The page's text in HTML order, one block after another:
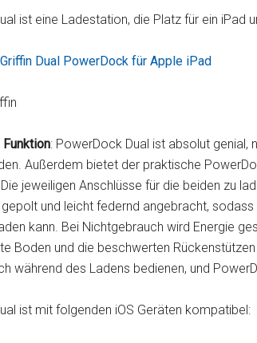
ist eine Ladestation, die Platz für ein iPad
Griffin Dual PowerDock für Apple iPad
Funktion: PowerDock Dual ist absolut genial,
Außerdem bietet der praktische
jeweiligen Anschlüsse für die beiden zu
und leicht federnd angebracht,
kann. Bei Nichtgebrauch wird Energie
Boden und die beschwerten
während des Ladens bedienen, und
ist mit folgenden iOS Geräten kompatibel: